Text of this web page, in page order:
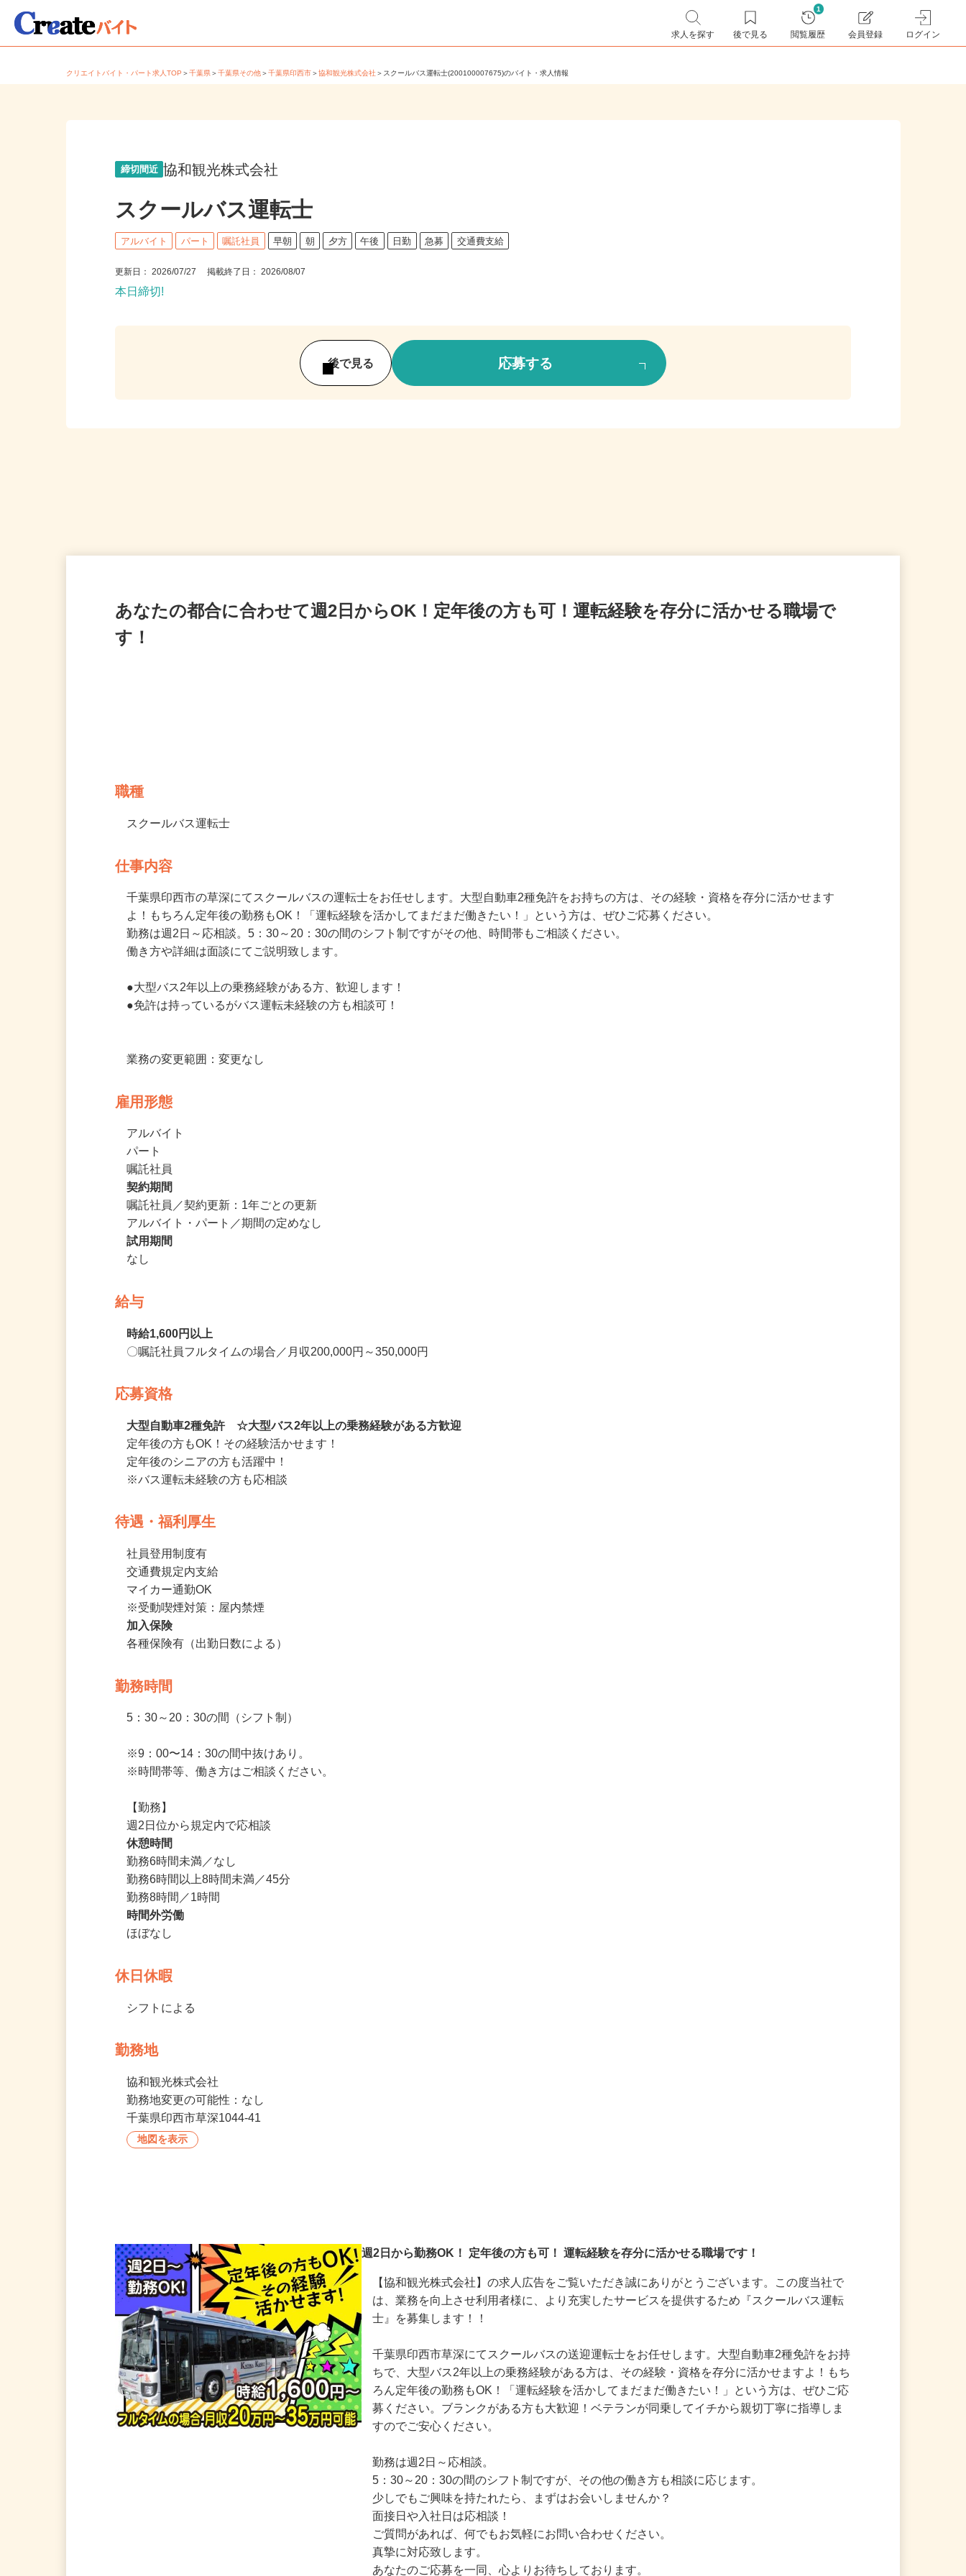
求人を探す 後で見る
1
閲覧履歴 会員登録 ログイン
クリエイトバイト・パート求人TOP＞千葉県＞千葉県その他＞千葉県印西市＞協和観光株式会社 ＞スクールバス運転士(200100007675)のバイト・求人情報
締切間近 協和観光株式会社
スクールバス運転士
アルバイト パート 嘱託社員 早朝 朝 夕方 午後 日勤 急募 交通費支給
更新日： 2026/07/27 掲載終了日： 2026/08/07
本日締切!
後で見る 応募する
あなたの都合に合わせて週2日からOK！定年後の方も可！運転経験を存分に活かせる職場で
す！
千葉県印西市の草深にてスクールバスの運転士をお任せします。大型自動車2種免許をお持ちの方は、その経験・資格を存分に活かせます
よ！もちろん定年後の勤務もOK！「運転経験を活かしてまだまだ働きたい！」という方は、ぜひご応募ください。
勤務は週2日～応相談。5：30～20：30の間のシフト制ですがその他、時間帯もご相談ください。
●大型バス2年以上の乗務経験がある方、歓迎します！
アルバイト
パート
嘱託社員
契約期間
嘱託社員／契約更新：1年ごとの更新
アルバイト・パート／期間の定めなし
試用期間
時給1,600円以上
応募資格
大型自動車2種免許 ☆大型バス2年以上の乗務経験がある方歓迎
定年後の方もOK！その経験活かせます！
定年後のシニアの方も活躍中！
待遇・福利厚生
社員登用制度有
交通費規定内支給
マイカー通勤OK
※受動喫煙対策：屋内禁煙
加入保険
勤務時間
5：30～20：30の間（シフト制）
※時間帯等、働き方はご相談ください。
【勤務】
週2日位から規定内で応相談
休憩時間
勤務6時間未満／なし
勤務6時間以上8時間未満／45分
勤務8時間／1時間
休日休暇
シフトによる
勤務地
協和観光株式会社
勤務地変更の可能性：なし
千葉県印西市草深1044-41
週2日から勤務OK！ 定年後の方も可！ 運転経験を存分に活かせる職場です！
【協和観光株式会社】の求人広告をご覧いただき誠にありがとうございます。この度当社で
士』を募集します！！
千葉県印西市草深にてスクールバスの送迎運転士をお任せします。大型自動車2種免許をお持
ちで、大型バス2年以上の乗務経験がある方は、その経験・資格を存分に活かせますよ！もち
ろん定年後の勤務もOK！「運転経験を活かしてまだまだ働きたい！」という方は、ぜひご応
すのでご安心ください。
勤務は週2日～応相談。
5：30～20：30の間のシフト制ですが、その他の働き方も相談に応じます。
少しでもご興味を持たれたら、まずはお会いしませんか？
面接日や入社日は応相談！